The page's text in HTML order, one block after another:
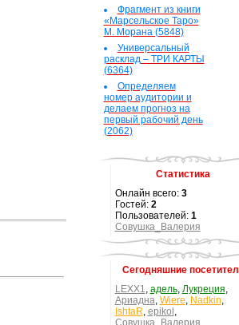
Фрагмент из книги
«Марсельское Таро»
М. Морана (5848)
Универсальный
расклад – ТРИ КАРТЫ
(6364)
Определяем
номер аудитории и
делаем прогноз на
первый рабочий день
(2062)
Статистика
Онлайн всего: 3
Гостей: 2
Пользователей: 1
Совушка_Валерия
Сегодняшние
LEXX1, адель, Лукреция,
Ариадна, Wiere, Nadkin,
IshtaR, epikol ,
Совушка_Валерия